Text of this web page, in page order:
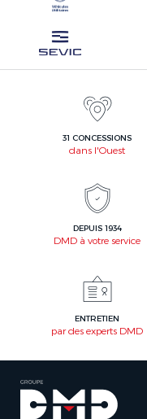
31 CONCESSIONS
dans l'Ouest
DEPUIS 1934
DMD à votre service
ENTRETIEN
par des experts DMD